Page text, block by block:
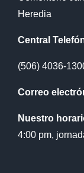
Heredia
Central
(506) 4036-
Correo
Nuestro
4:00 pm,